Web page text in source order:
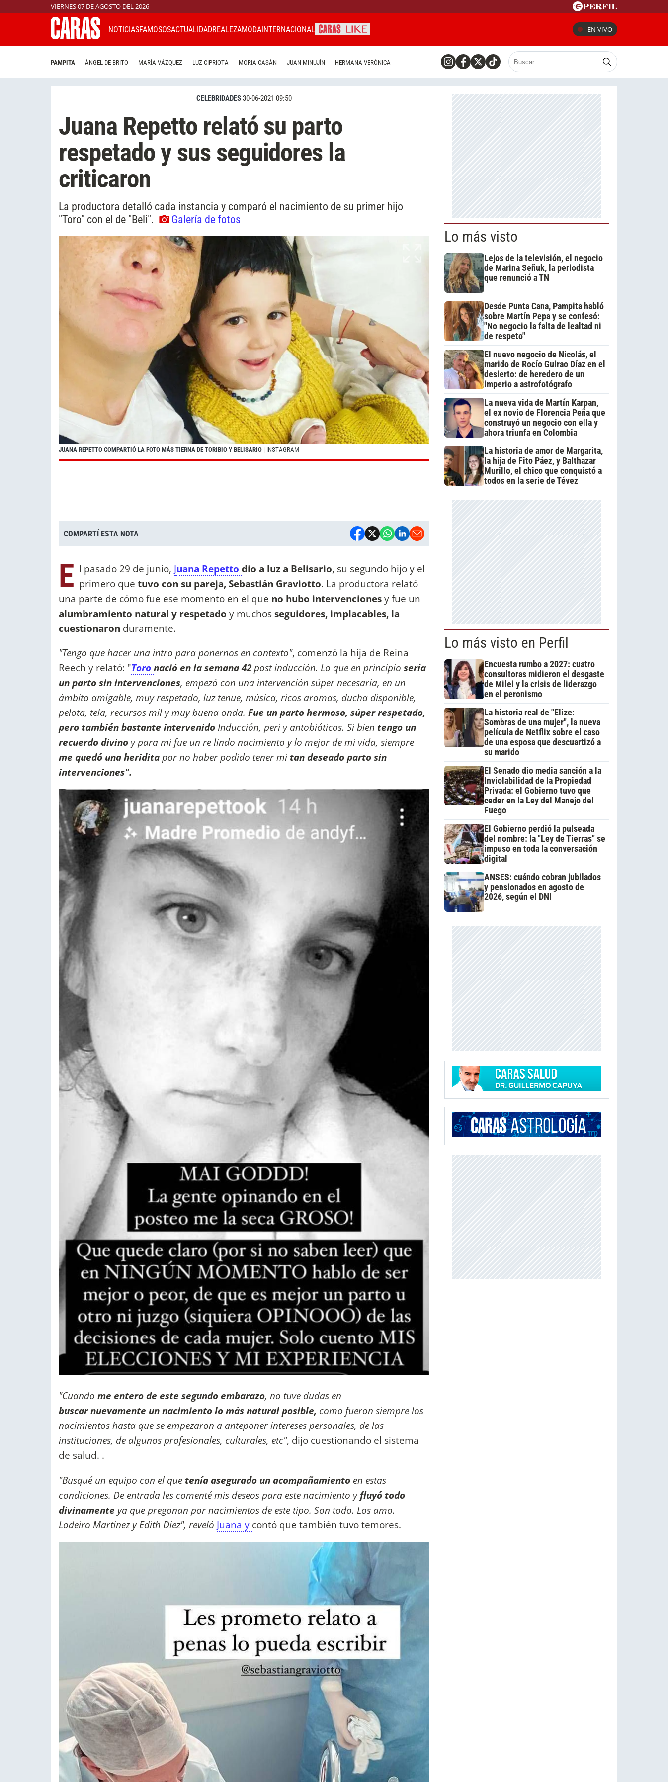
VIERNES 07 DE AGOSTO DEL 2026
NOTICIASFAMOSOSACTUALIDADREALEZAMODAINTERNACIONAL EN VIVO
PAMPITA ÁNGEL DE BRITO MARÍA VÁZQUEZ LUZ CIPRIOTA MORIA CASÁN JUAN MINUJÍN HERMANA VERÓNICA
CELEBRIDADES30-06-2021 09:50
Juana Repetto relató su parto
respetado y sus seguidores la
criticaron
La productora detalló cada instancia y comparó el nacimiento de su primer hijo
"Toro" con el de "Beli".
Galería de fotos
JUANA REPETTO COMPARTIÓ LA FOTO MÁS TIERNA DE TORIBIO Y BELISARIO | INSTAGRAM
COMPARTÍ ESTA NOTA
E l pasado 29 de junio, Juana Repetto dio a luz a Belisario, su segundo hijo y el
primero que tuvo con su pareja, Sebastián Graviotto. La productora relató
una parte de cómo fue ese momento en el que no hubo intervencionesy fue un
alumbramiento natural y respetado y muchosseguidores, implacables, la
cuestionaron duramente.
"Tengo que hacer una intro para ponernos en contexto", comenzó la hija de Reina
Reech y relató: "Toronació en la semana 42post inducción. Lo que en principio sería
un parto sin intervenciones, empezó con una intervención súper necesaria, en un
ámbito amigable, muy respetado, luz tenue, música, ricos aromas, ducha disponible,
pelota, tela, recursos mil y muy buena onda. Fue un parto hermoso, súper respetado,
pero también bastante intervenido Inducción, peri y antobióticos. Si bien tengo un
recuerdo divino y para mi fue un re lindo nacimiento y lo mejor de mi vida, siempre
me quedó una heriditapor no haber podido tener mi tan deseado parto sin
intervenciones".
"Cuando me entero de este segundo embarazo, no tuve dudas en
buscar nuevamente un nacimiento lo más natural posible, como fueron siempre los
nacimientos hasta que se empezaron a anteponer intereses personales, de las
instituciones, de algunos profesionales, culturales, etc", dijo cuestionando el sistema
de salud. .
"Busqué un equipo con el que tenía asegurado un acompañamiento en estas
condiciones. De entrada les comenté mis deseos para este nacimiento yfluyó todo
divinamente ya que pregonan por nacimientos de este tipo. Son todo. Los amo.
Lodeiro Martinez y Edith Diez", reveló Juana y contó que también tuvo temores.
Lo más visto
Lejos de la televisión, el negocio
de Marina Señuk, la periodista
que renunció a TN
Desde Punta Cana, Pampita habló
sobre Martín Pepa y se confesó:
"No negocio la falta de lealtad ni
de respeto"
El nuevo negocio de Nicolás, el
marido de Rocío Guirao Díaz en el
desierto: de heredero de un
imperio a astrofotógrafo
La nueva vida de Martín Karpan,
el ex novio de Florencia Peña que
construyó un negocio con ella y
ahora triunfa en Colombia
La historia de amor de Margarita,
la hija de Fito Páez, y Balthazar
Murillo, el chico que conquistó a
todos en la serie de Tévez
Lo más visto en Perfil
Encuesta rumbo a 2027: cuatro
consultoras midieron el desgaste
de Milei y la crisis de liderazgo
en el peronismo
La historia real de "Elize:
Sombras de una mujer", la nueva
película de Netflix sobre el caso
de una esposa que descuartizó a
su marido
El Senado dio media sanción a la
Inviolabilidad de la Propiedad
Privada: el Gobierno tuvo que
ceder en la Ley del Manejo del
Fuego
El Gobierno perdió la pulseada
del nombre: la "Ley de Tierras" se
impuso en toda la conversación
digital
ANSES: cuándo cobran jubilados
y pensionados en agosto de
2026, según el DNI